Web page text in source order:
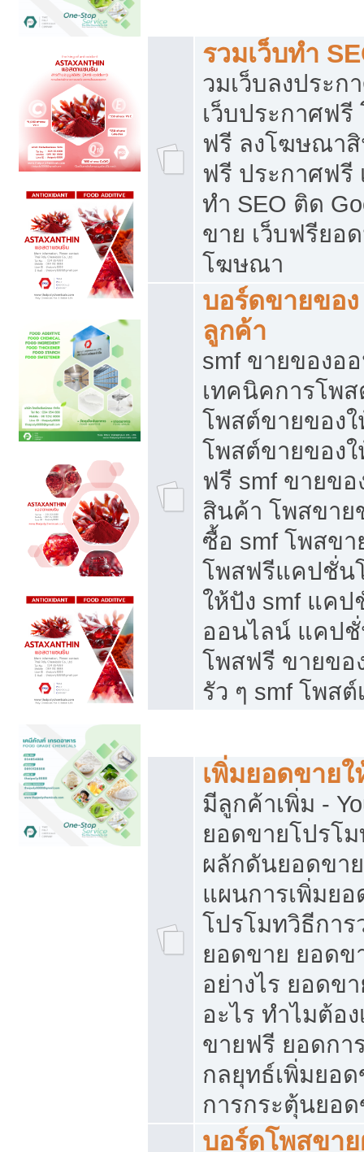
รวมเว็บทำ
วมเว็บลงประก
เว็บประกาศฟ
ฟรี ลงโฆษณา
ฟรี ประกาศฟรี
ทำ SEO ติด
ขาย เว็บฟรียอ
โฆษณา
บอร์ดขายของ
ลูกค้า
smf ขายของอ
เทคนิคการโพ
โพสต์ขายของ
โพสต์ขายของ
ฟรี smf ขายข
สินค้า โพสขาย
ซื้อ smf โพสข
โพสฟรีแคปชั่น
ให้ปัง smf แค
ออนไลน์ แคป
โพสฟรี ขายขอ
รัว ๆ smf โพส
เพิ่มยอดขายใ
มีลูกค้าเพิ่ม -
ยอดขายโปรโ
ผลักดันยอดขา
แผนการเพิ่มย
โปรโมทวิธีการ
ยอดขาย ยอดข
อย่างไร ยอดข
อะไร ทำไมต้อ
ขายฟรี ยอดกา
กลยุทธ์เพิ่มยอ
การกระตุ้นยอ
บอร์ดโพสขา